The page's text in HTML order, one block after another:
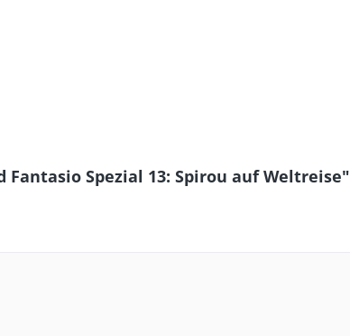
Spezial 13: Spirou auf Weltreise"